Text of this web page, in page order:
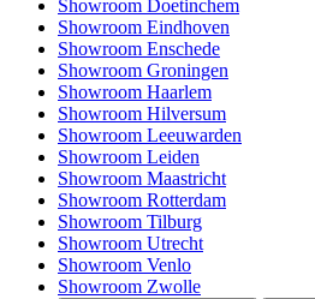
Showroom Doetinchem
Showroom Eindhoven
Showroom Enschede
Showroom Groningen
Showroom Haarlem
Showroom Hilversum
Showroom Leeuwarden
Showroom Leiden
Showroom Maastricht
Showroom Rotterdam
Showroom Tilburg
Showroom Utrecht
Showroom Venlo
Showroom Zwolle